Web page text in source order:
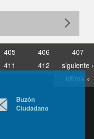
405 406
407
411 412
siguiente ›
última »
Buzón
Ciudadano